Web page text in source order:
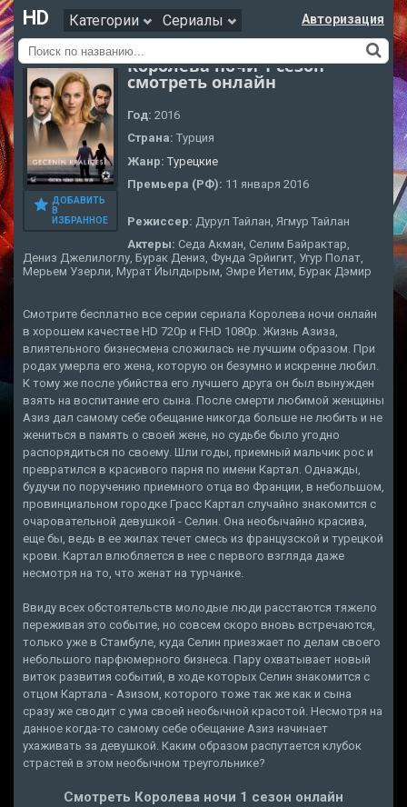
HD Категории Сериалы Авторизация
ДОБАВИТЬ
В
ИЗБРАННОЕ
Королева ночи 1 сезон
смотреть онлайн
Год: 2016
Страна: Турция
Жанр: Турецкие
Премьера (РФ): 11 января 2016
Режиссер: Дурул Тайлан, Ягмур Тайлан
Актеры: Седа Акман, Селим Байрактар,
Дениз Джелилоглу, Бурак Дениз, Фунда Эрйигит, Угур Полат,
Мерьем Узерли, Мурат Йылдырым, Эмре Йетим, Бурак Дэмир
Смотрите бесплатно все серии сериала Королева ночи онлайн
в хорошем качестве HD 720p и FHD 1080p. Жизнь Азиза,
влиятельного бизнесмена сложилась не лучшим образом. При
родах умерла его жена, которую он безумно и искренне любил.
К тому же после убийства его лучшего друга он был вынужден
взять на воспитание его сына. После смерти любимой женщины
Азиз дал самому себе обещание никогда больше не любить и не
жениться в память о своей жене, но судьбе было угодно
распорядиться по своему. Шли годы, приемный мальчик рос и
превратился в красивого парня по имени Картал. Однажды,
будучи по поручению приемного отца во Франции, в небольшом,
провинциальном городке Грасс Картал случайно знакомится с
очаровательной девушкой - Селин. Она необычайно красива,
еще бы, ведь в ее жилах течет смесь из французской и турецкой
крови. Картал влюбляется в нее с первого взгляда даже
несмотря на то, что женат на турчанке.
Ввиду всех обстоятельств молодые люди расстаются тяжело
переживая это событие, но совсем скоро вновь встречаются,
только уже в Стамбуле, куда Селин приезжает по делам своего
небольшого парфюмерного бизнеса. Пару охватывает новый
виток развития событий, в ходе которых Селин знакомится с
отцом Картала - Азизом, которого тоже так же как и сына
сразу же сводит с ума своей необычной красотой. Несмотря на
данное когда-то самому себе обещание Азиз начинает
ухаживать за девушкой. Каким образом распутается клубок
страстей в этом необычном треугольнике?
Смотреть Королева ночи 1 сезон онлайн